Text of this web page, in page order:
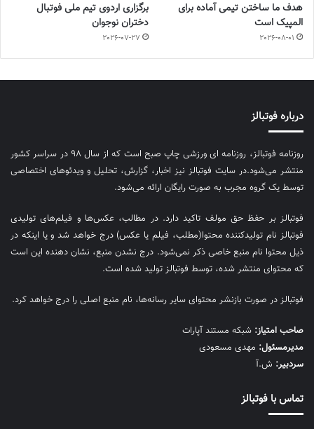
هدف ما ساختن تیمی آماده برای
المپیک است
2026-08-01
برگزاری اردوی تیم ملی فوتبال
دختران نوجوان
2026-07-27
درباره فوتبالز
روزنامه فوتبالز، روزنامه ای ورزشی چاپ صبح است که از سال ۹۸ در سراسر کشور
منتشر می‌شود.در سایت فوتبالز نیز اخبار، گزارش، تحلیل و ویدئوهای اختصاصی
توسط یک گروه مجرب به صورت رایگان ارائه می‌شود.
فوتبالز بر حفظ حق مولف تاکید دارد. در مطالب، عکس‌ها و فیلم‌های تولیدی
فوتبالز نام تولیدکننده محتوا(مطلب، فیلم یا عکس) درج خواهد شد و یا اینکه در
ذیل محتوا نام منبع خاصی ذکر نمی‌‎شود. درج نشدن منبع، نشان دهنده این است
که محتوای منتشر شده، توسط فوتبالز تولید شده است.
فوتبالز در صورت بازنشر محتوای سایر رسانه‌ها، نام منبع اصلی را درج خواهد کرد.
صاحب امتیاز: شبکه مستند آپارات
مديرمسئول: مهدی مسعودی
سردبیر: ش.آ
تماس با فوتبالز